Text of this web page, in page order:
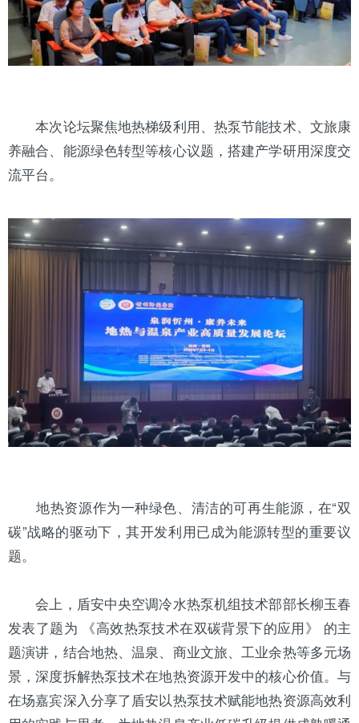
本次论坛聚焦地热梯级利用、热泵节能技术、文旅康
养融合、能源绿色转型等核心议题，搭建产学研用深度交
流平台。
地热资源作为一种绿色、清洁的可再生能源，在“双
碳”战略的驱动下，其开发利用已成为能源转型的重要议
题。
会上，盾安中央空调冷水热泵机组技术部部长柳玉春
发表了题为 《高效热泵技术在双碳背景下的应用》 的主
题演讲，结合地热、温泉、商业文旅、工业余热等多元场
景，深度拆解热泵技术在地热资源开发中的核心价值。与
在场嘉宾深入分享了盾安以热泵技术赋能地热资源高效利